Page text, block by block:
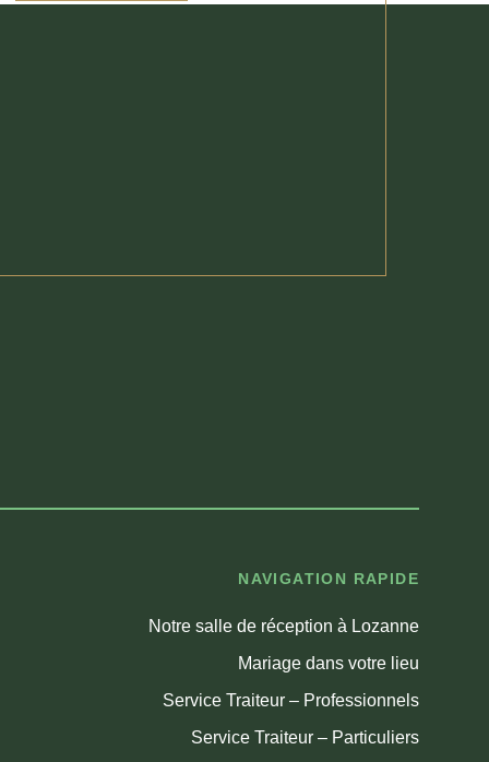
NAVIGATION RAPIDE
Notre salle de réception à Lozanne
Mariage dans votre lieu
Service Traiteur – Professionnels
Service Traiteur – Particuliers